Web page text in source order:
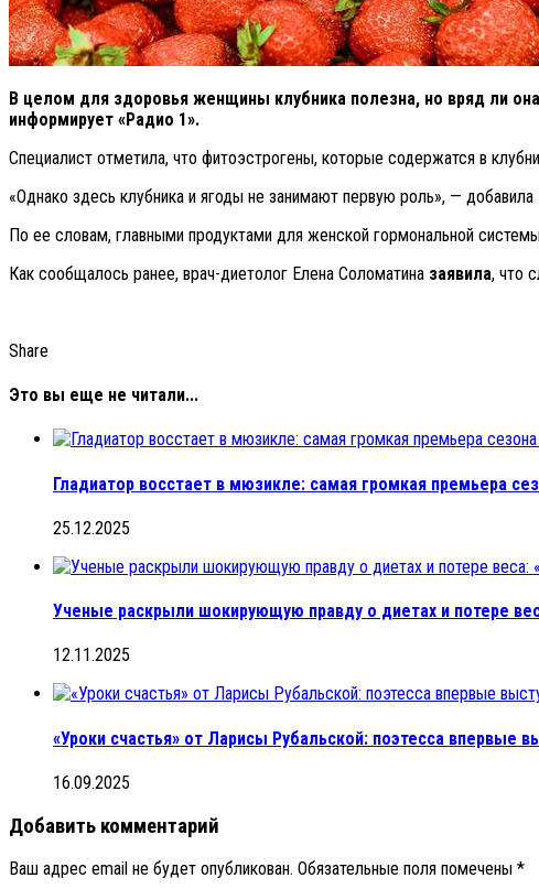
В целом для здоровья женщины клубника полезна, но вряд ли
информирует «Радио 1».
Специалист отметила, что фитоэстрогены, которые содержатся в
«Однако здесь клубника и ягоды не занимают первую роль», —
По ее словам, главными продуктами для женской гормональной
Как сообщалось ранее, врач-диетолог Елена Соломатина заявила, что
Share
Это вы еще не читали...
Гладиатор восстает в мюзикле: самая громкая премьера
25.12.2025
Ученые раскрыли шокирующую правду о диетах и потере
12.11.2025
«Уроки счастья» от Ларисы Рубальской: поэтесса впервые
16.09.2025
Добавить комментарий
Ваш адрес email не будет опубликован. Обязательные поля помечены *